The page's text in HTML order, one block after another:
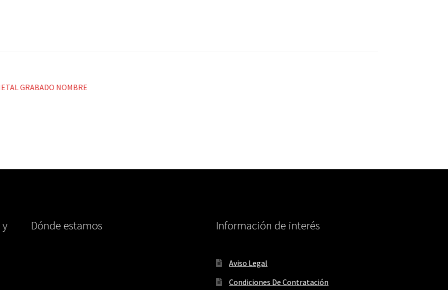
GRABADO NOMBRE
y
Dónde estamos Información de interés
Aviso Legal
Condiciones De Contratación